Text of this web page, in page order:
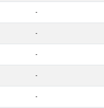
-
-
-
-
-